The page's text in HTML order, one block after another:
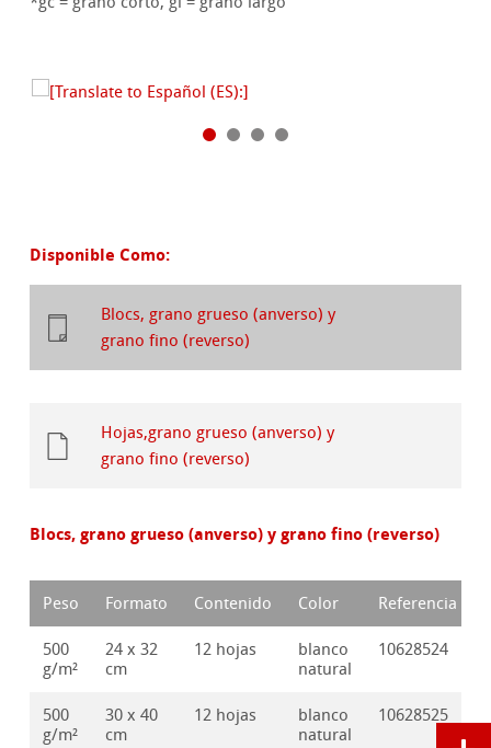
Disponible Como:
Blocs, grano grueso (anverso) y
grano fino (reverso)
Hojas,grano grueso (anverso) y
grano fino (reverso)
Blocs, grano grueso (anverso) y grano fino (reverso)
Peso Formato Contenido Color Referencia
500
g/m²
24 x 32
cm
12 hojas
blanco
natural
10628524
500
g/m²
30 x 40
cm
12 hojas
blanco
natural
10628525